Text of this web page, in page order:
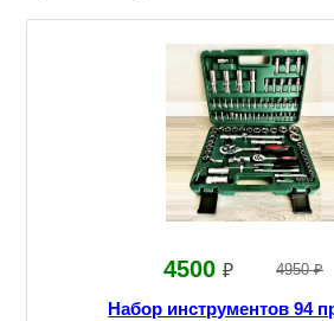
4500 ₽ 4950 ₽
Набор инструментов 94